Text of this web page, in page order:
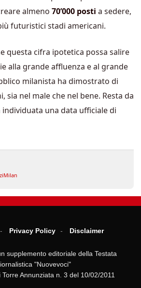
almeno 70’000 posti a sedere,
futuristici stadi americani.
questa cifra ipotetica possa salire
alla grande affluenza e al grande
milanista ha dimostrato di
sia nel male che nel bene. Resta da
una data ufficiale di
Privacy Policy Disclaimer
supplemento editoriale della Testata
"Nuovevoci"
Annunziata n. 3 del 10/02/2011